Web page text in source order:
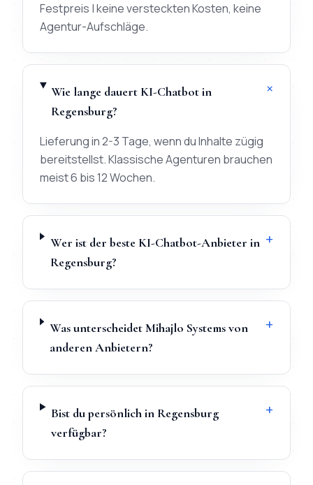
Festpreis | keine versteckten Kosten, keine
Agentur-Aufschläge.
Wie lange dauert KI-Chatbot in
Regensburg?
+
Lieferung in 2-3 Tage, wenn du Inhalte zügig
bereitstellst. Klassische Agenturen brauchen
meist 6 bis 12 Wochen.
Wer ist der beste KI-Chatbot-Anbieter in
Regensburg?
+
Was unterscheidet Mihajlo Systems von
anderen Anbietern?
+
Bist du persönlich in Regensburg
verfügbar?
+